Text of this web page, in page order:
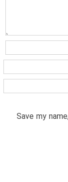
Save my